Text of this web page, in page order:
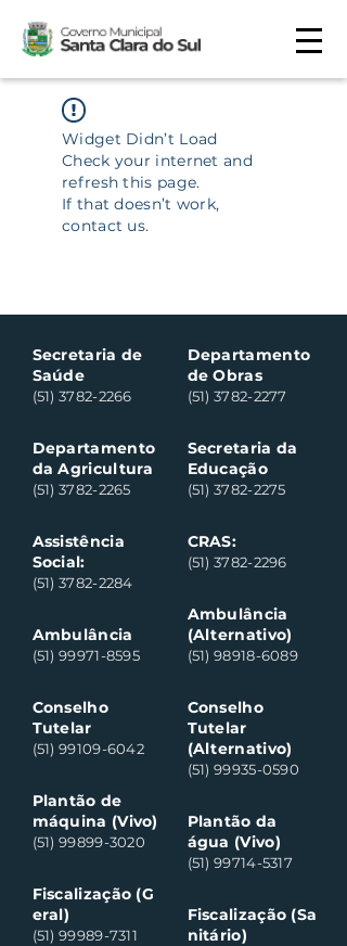
Widget Didn’t Load
Check your internet and
refresh this page.
If that doesn’t work,
contact us.
Secretaria de
Saúde
(51) 3782-2266
Departamento
da Agricultura
(51) 3782-2265
Assistência
Social:
(51) 3782-2284
Ambulância
(51) 99971-8595
Conselho
Tutelar
(51) 99109-6042
Plantão de
máquina (Vivo)
(51) 99899-3020
Fiscalização (G
eral)
(51) 99989-7311
Departamento
de Obras
(51) 3782-2277
Secretaria da
Educação
(51) 3782-2275
CRAS:
(51) 3782-2296
Ambulância
(Alternativo)
(51) 98918-6089
Conselho
Tutelar
(Alternativo)
(51) 99935-0590
Plantão da
água (Vivo)
(51) 99714-5317
Fiscalização (Sa
nitário)